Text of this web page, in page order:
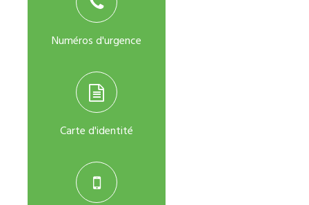
Numéros d'urgence
Carte d'identité